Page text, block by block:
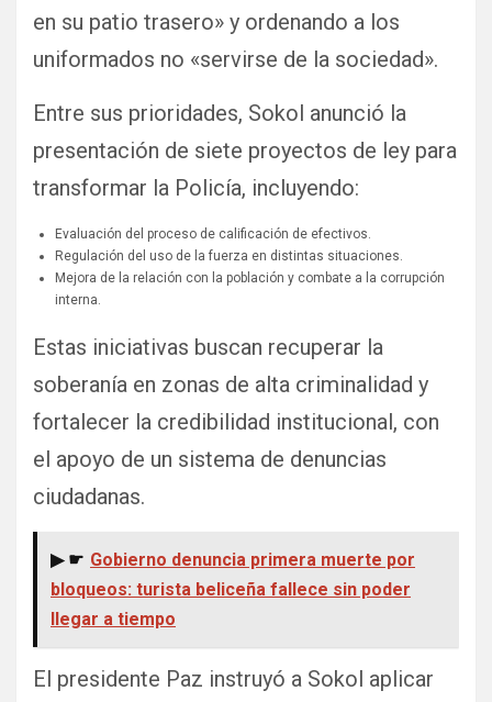
en su patio trasero» y ordenando a los
uniformados no «servirse de la sociedad».
Entre sus prioridades, Sokol anunció la
presentación de siete proyectos de ley para
transformar la Policía, incluyendo:
Evaluación del proceso de calificación de efectivos.
Regulación del uso de la fuerza en distintas situaciones.
Mejora de la relación con la población y combate a la corrupción
interna.
Estas iniciativas buscan recuperar la
soberanía en zonas de alta criminalidad y
fortalecer la credibilidad institucional, con
el apoyo de un sistema de denuncias
ciudadanas.
▶ ☛ Gobierno denuncia primera muerte por
bloqueos: turista beliceña fallece sin poder
llegar a tiempo
El presidente Paz instruyó a Sokol aplicar